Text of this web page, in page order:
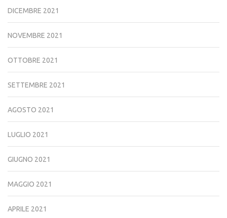
DICEMBRE 2021
NOVEMBRE 2021
OTTOBRE 2021
SETTEMBRE 2021
AGOSTO 2021
LUGLIO 2021
GIUGNO 2021
MAGGIO 2021
APRILE 2021